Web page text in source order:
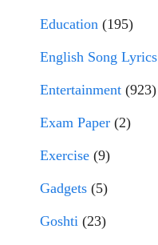
Education (195)
English Song Lyrics
Entertainment (923)
Exam Paper (2)
Exercise (9)
Gadgets (5)
Goshti (23)